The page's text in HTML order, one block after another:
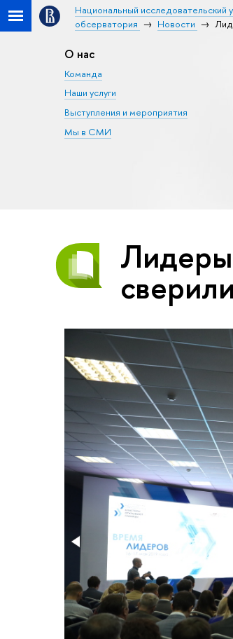
Национальный исследовательский
обсерватория
Новости
О нас
Команда
Наши услуги
Выступления и мероприятия
Мы в СМИ
Лидеры